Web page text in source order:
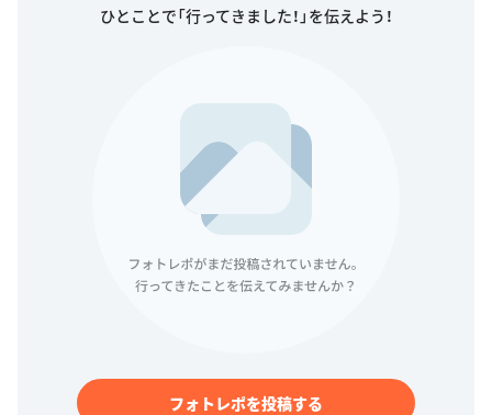
ひとことで「行ってきました！」を伝えよう！
フォトレポを投稿する